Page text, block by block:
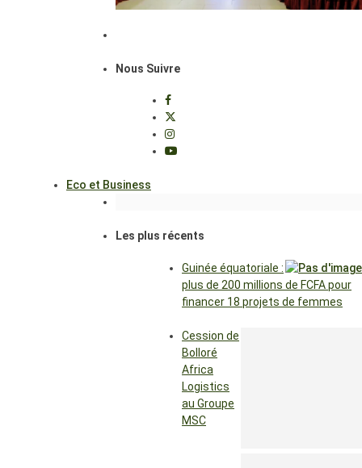
Nous Suivre
Eco et Business
Les plus récents
Guinée équatoriale :
plus de 200 millions de FCFA pour
financer 18 projets de femmes
Cession de
Bolloré
Africa
Logistics
au Groupe
MSC